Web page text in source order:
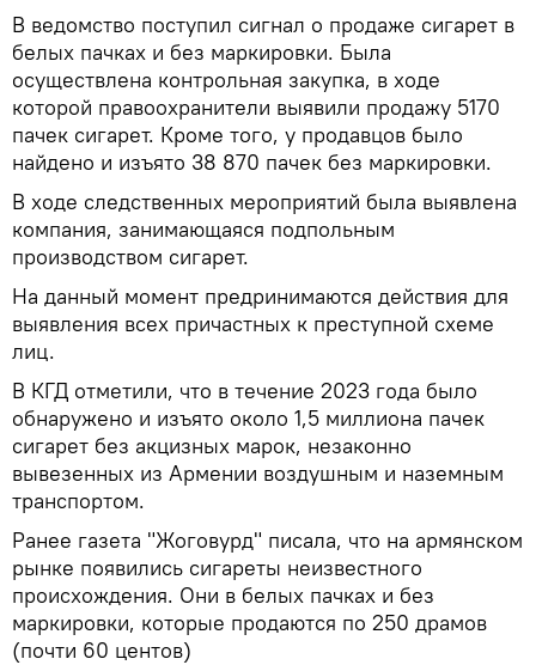
В ведомство поступил сигнал о продаже сигарет в
белых пачках и без маркировки. Была
осуществлена контрольная закупка, в ходе
которой правоохранители выявили продажу 5170
пачек сигарет. Кроме того, у продавцов было
найдено и изъято 38 870 пачек без маркировки.
В ходе следственных мероприятий была выявлена
компания, занимающаяся подпольным
производством сигарет.
На данный момент предринимаются действия для
выявления всех причастных к преступной схеме
лиц.
В КГД отметили, что в течение 2023 года было
обнаружено и изъято около 1,5 миллиона пачек
сигарет без акцизных марок, незаконно
вывезенных из Армении воздушным и наземным
транспортом.
Ранее газета "Жоговурд" писала, что на армянском
рынке появились сигареты неизвестного
происхождения. Они в белых пачках и без
маркировки, которые продаются по 250 драмов
(почти 60 центов)